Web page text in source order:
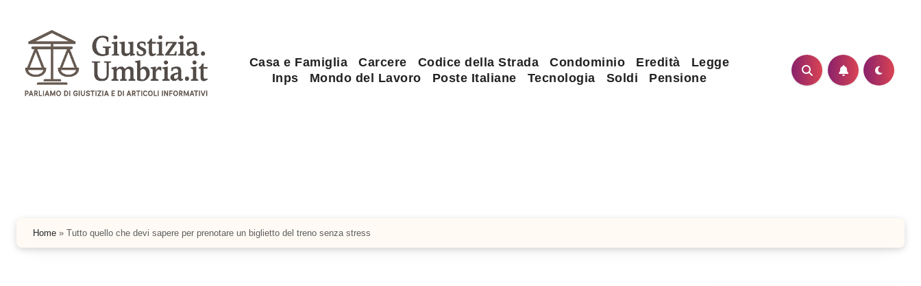
contenuto
Casa e Famiglia Carcere Codice della Strada Condominio Eredità
Legge
Inps
Mondo del Lavoro Poste Italiane Tecnologia Soldi Pensione
Home » Tutto quello che devi sapere per prenotare un biglietto del treno senza stress